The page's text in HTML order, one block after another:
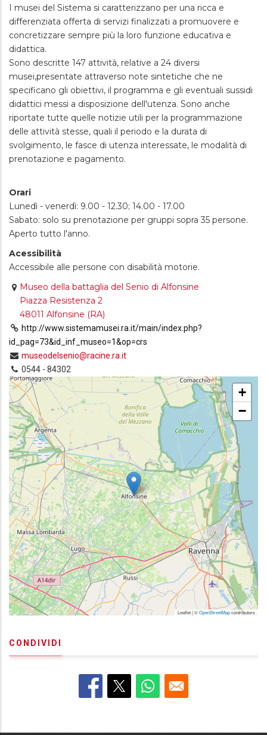
I musei del Sistema si caratterizzano per una ricca e
differenziata offerta di servizi finalizzati a promuovere e
concretizzare sempre più la loro funzione educativa e
didattica.
Sono descritte 147 attività, relative a 24 diversi
musei,presentate attraverso note sintetiche che ne
specificano gli obiettivi, il programma e gli eventuali sussidi
didattici messi a disposizione dell'utenza. Sono anche
riportate tutte quelle notizie utili per la programmazione
delle attività stesse, quali il periodo e la durata di
svolgimento, le fasce di utenza interessate, le modalità di
prenotazione e pagamento.
Orari
Lunedì - venerdì: 9.00 - 12.30; 14.00 - 17.00
Sabato: solo su prenotazione per gruppi sopra 35 persone.
Aperto tutto l'anno.
Acessibilità
Accessibile alle persone con disabilità motorie.
Museo della battaglia del Senio di Alfonsine
Piazza Resistenza 2
48011 Alfonsine (RA)
http://www.sistemamusei.ra.it/main/index.php?
id_pag=73&id_inf_museo=1&op=crs
museodelsenio@racine.ra.it
0544 - 84302
+
−
Leaflet | ©OpenStreetMapcontributors
CONDIVIDI